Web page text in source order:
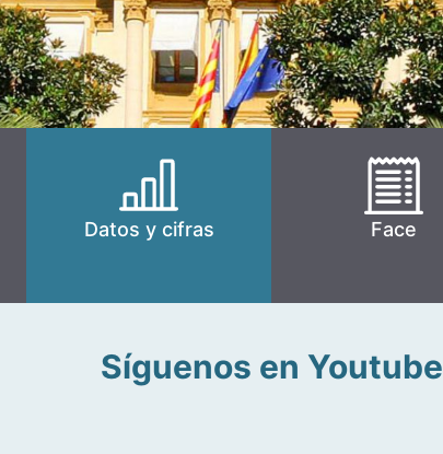
Datos y cifras Face
Síguenos en Youtube